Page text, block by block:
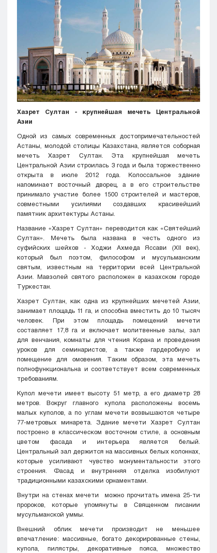
Петропавловск
Талдыкорган
Тараз
Туркестан
Уральск
Усть-Каменогорск
Шымкент
Хазрет Султан - крупнейшая мечеть Центральной
Азии
Одной из самых современных достопримечательностей
Астаны, молодой столицы Казахстана, является соборная
мечеть Хазрет Султан. Эта крупнейшая мечеть
Центральной Азии строилась 3 года и была торжественно
открыта в июле 2012 года. Колоссальное здание
напоминает восточный дворец, а в его строительстве
принимало участие более 1500 строителей и мастеров,
совместными усилиями создавших красивейший
памятник архитектуры Астаны.
Название «Хазрет Султан» переводится как «Святейший
Султан». Мечеть была названа в честь одного из
суфийских шейхов - Ходжи Ахмеда Яссави (XII век),
который был поэтом, философом и мусульманским
святым, известным на территории всей Центральной
Азии. Мавзолей святого расположен в казахском городе
Туркестан.
Хазрет Султан, как одна из крупнейших мечетей Азии,
занимает площадь 11 га, и способна вместить до 10 тысяч
человек. При этом площадь помещений мечети
составляет 17,8 га и включает молитвенные залы, зал
для венчания, комнаты для чтения Корана и проведения
уроков для семинаристов, а также гардеробную и
помещение для омовения. Таким образом, эта мечеть
полнофункциональна и соответствует всем современных
требованиям.
Купол мечети имеет высоту 51 метр, а его диаметр 28
метров. Вокруг главного купола расположены восемь
малых куполов, а по углам мечети возвышаются четыре
77-метровых минарета. Здание мечети Хазрет Султан
построено в классическом восточном стиле, а основным
цветом фасада и интерьера является белый.
Центральный зал держится на массивных белых колоннах,
которые усиливают чувство монументальности этого
строения. Фасад и внутренняя отделка изобилуют
традиционными казахскими орнаментами.
Внутри на стенах мечети можно прочитать имена 25-ти
пророков, которые упомянуты в Священном писании
мусульманской уммы.
Внешний облик мечети производит не меньшее
впечатление: массивные, богато декорированные стены,
купола, пилястры, декоративные пояса, множество